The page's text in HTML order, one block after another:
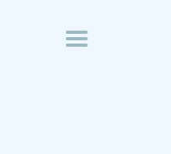
EST FROIDE
maladies infantiles